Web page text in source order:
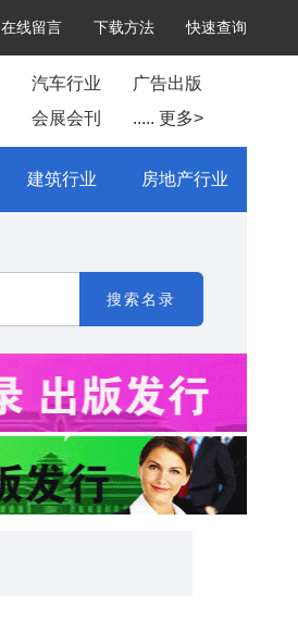
在线留言 下载方法 快速查询
汽车行业
广告出版
会展会刊 ..... 更多>
建筑行业 房地产行业
搜索名录